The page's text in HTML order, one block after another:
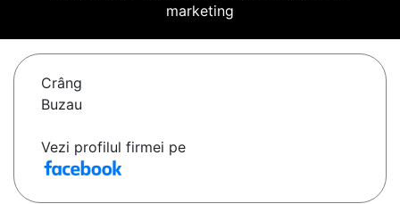
marketing
Crâng
Buzau
Vezi profilul firmei pe